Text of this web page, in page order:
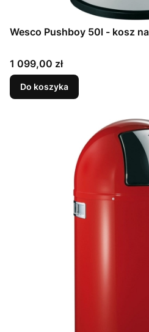
Wesco Pushboy 50l - kosz
Cena
1 099,00 zł
Do koszyka